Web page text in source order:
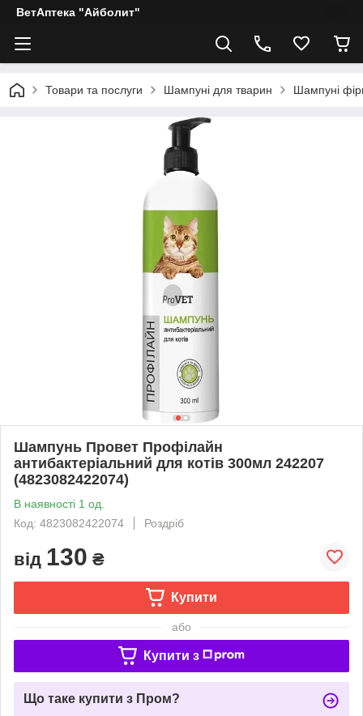
ВетАптека "Айболит"
Товари та послуги Шампуні для тварин Шампуні
Шампунь Провет Профілайн
антибактеріальний для котів 300мл 242207
(4823082422074)
В наявності 1 од.
Код: 4823082422074
Роздріб
від 130 ₴
Купити
або
Купити з
Що таке купити з Пром?